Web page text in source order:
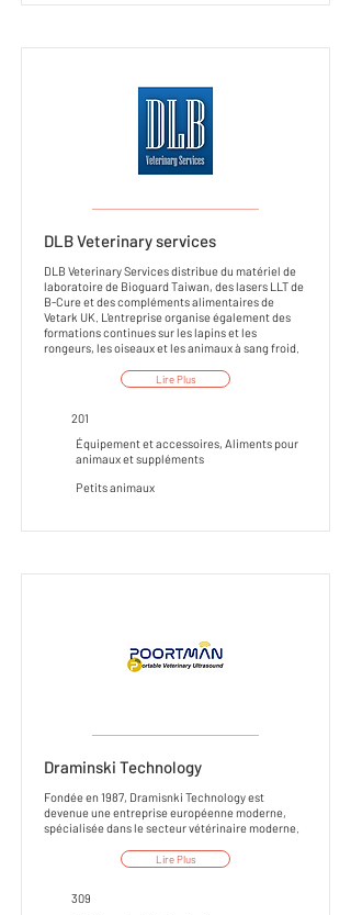
DLB Veterinary services
DLB Veterinary Services distribue du matériel de
laboratoire de Bioguard Taiwan, des lasers LLT de
B-Cure et des compléments alimentaires de
Vetark UK. L'entreprise organise également des
formations continues sur les lapins et les
rongeurs, les oiseaux et les animaux à sang froid.
Lire Plus
201
Équipement et accessoires, Aliments pour
animaux et suppléments
Petits animaux
Draminski Technology
Fondée en 1987, Dramisnki Technology est
devenue une entreprise européenne moderne,
spécialisée dans le secteur vétérinaire moderne.
Lire Plus
309